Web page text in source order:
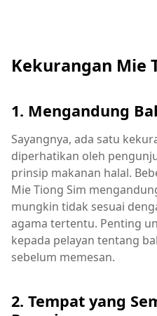
Kekurangan Mie
1. Mengandung
Sayangnya, ada satu
diperhatikan oleh
prinsip makanan halal.
Mie Tiong Sim
mungkin tidak sesuai
agama tertentu. Penting
kepada pelayan tentang
sebelum memesan.
2. Tempat yang